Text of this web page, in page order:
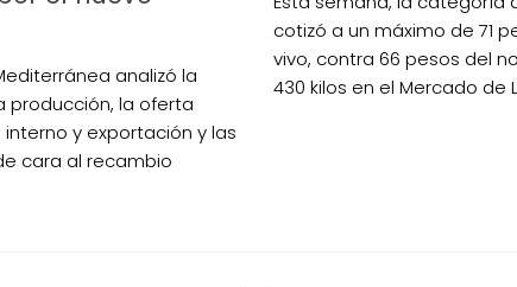
analizó la
producción, la oferta
y exportación y las
cara al recambio
cotizó a un máximo de 71
vivo, contra 66 pesos del
430 kilos en el Mercado de